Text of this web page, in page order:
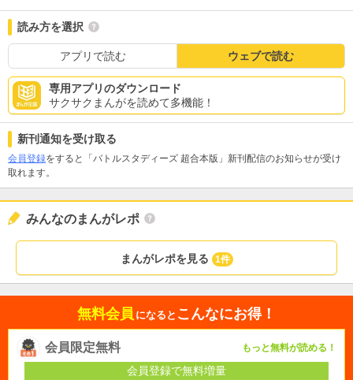
読み方を選択
アプリで読む ウェブで読む
専用アプリのダウンロード
サクサクまんがを読めて多機能！
新刊通知を受け取る
会員登録をすると「バトルスタディーズ 超合本版」新刊配信のお知らせが受け
取れます。
みんなのまんがレポ
まんがレポを見る 1件
無料会員 になると こんなにお得！
会員限定無料 もっと無料が読める！
会員登録で無料増量